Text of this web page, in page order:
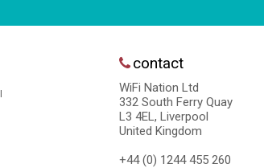
contact
WiFi Nation Ltd
332 South Ferry Quay
L3 4EL, Liverpool
United Kingdom
+44 (0) 1244 455 260